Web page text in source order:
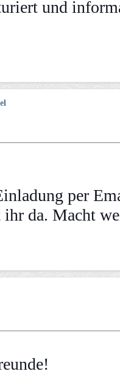
und
per
ihr da. Macht